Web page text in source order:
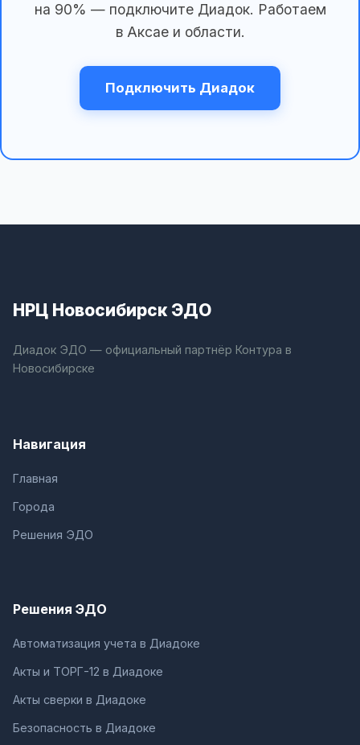
на 90% — подключите Диадок. Работаем
в Аксае и области.
Подключить Диадок
НРЦ Новосибирск ЭДО
Диадок ЭДО — официальный партнёр Контура в
Новосибирске
Навигация
Главная
Города
Решения ЭДО
Решения ЭДО
Автоматизация учета в Диадоке
Акты и ТОРГ-12 в Диадоке
Акты сверки в Диадоке
Безопасность в Диадоке